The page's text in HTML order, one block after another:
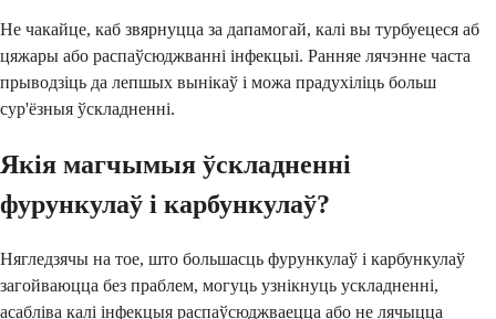
Не чакайце, каб звярнуцца за дапамогай, калі вы турбуецеся аб
цяжары або распаўсюджванні інфекцыі. Ранняе лячэнне часта
прыводзіць да лепшых вынікаў і можа прадухіліць больш
сур'ёзныя ўскладненні.
Якія магчымыя ўскладненні
фурункулаў і карбункулаў?
Нягледзячы на тое, што большасць фурункулаў і карбункулаў
загойваюцца без праблем, могуць узнікнуць ускладненні,
асабліва калі інфекцыя распаўсюджваецца або не лячыцца